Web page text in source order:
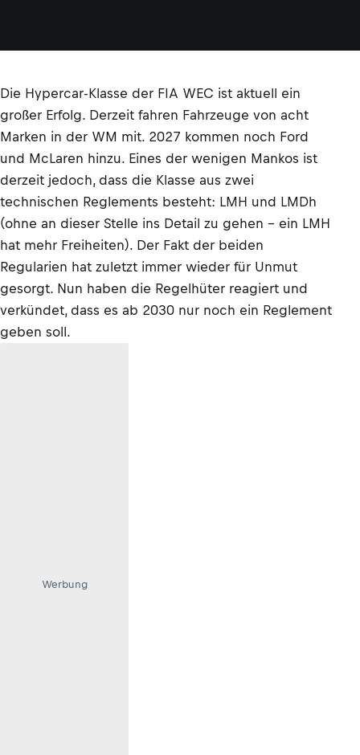
Die Hypercar-Klasse der FIA WEC ist aktuell ein
großer Erfolg. Derzeit fahren Fahrzeuge von acht
Marken in der WM mit. 2027 kommen noch Ford
und McLaren hinzu. Eines der wenigen Mankos ist
derzeit jedoch, dass die Klasse aus zwei
technischen Reglements besteht: LMH und LMDh
(ohne an dieser Stelle ins Detail zu gehen – ein LMH
hat mehr Freiheiten). Der Fakt der beiden
Regularien hat zuletzt immer wieder für Unmut
gesorgt. Nun haben die Regelhüter reagiert und
verkündet, dass es ab 2030 nur noch ein Reglement
geben soll.
Werbung